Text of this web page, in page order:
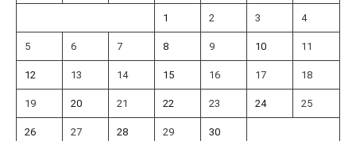
1 2 3 4
5 6 7 8 9 10 11
12 13 14 15 16 17 18
19 20 21 22 23 24 25
26 27 28 29 30